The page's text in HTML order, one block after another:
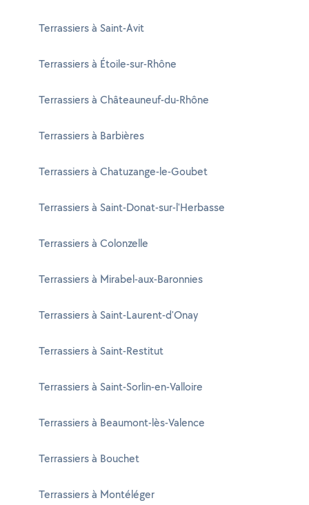
Terrassiers à Saint-Avit
Terrassiers à Étoile-sur-Rhône
Terrassiers à Châteauneuf-du-Rhône
Terrassiers à Barbières
Terrassiers à Chatuzange-le-Goubet
Terrassiers à Saint-Donat-sur-l'Herbasse
Terrassiers à Colonzelle
Terrassiers à Mirabel-aux-Baronnies
Terrassiers à Saint-Laurent-d'Onay
Terrassiers à Saint-Restitut
Terrassiers à Saint-Sorlin-en-Valloire
Terrassiers à Beaumont-lès-Valence
Terrassiers à Bouchet
Terrassiers à Montéléger